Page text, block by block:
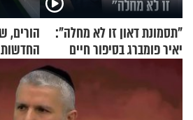
"תסמונת דאון זו לא מחלה":
יאיר פומברג בסיפור חיים
הורים,